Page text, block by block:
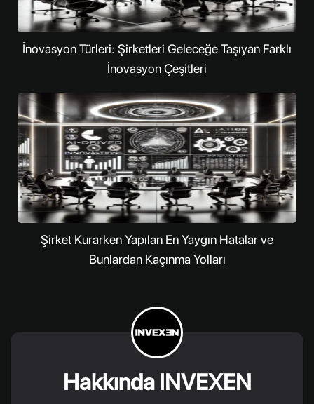
İnovasyon Türleri: Şirketleri Geleceğe Taşıyan Farklı
İnovasyon Çeşitleri
Şirket Kurarken Yapılan En Yaygın Hatalar ve
Bunlardan Kaçınma Yolları
Hakkında INVEXEN